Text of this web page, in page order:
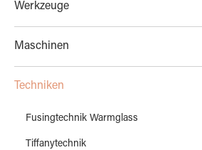
Werkzeuge
Maschinen
Techniken
Fusingtechnik Warmglass
Tiffanytechnik